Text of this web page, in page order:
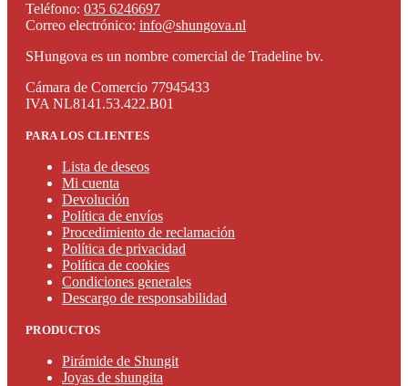
Teléfono: 035 6246697
Correo electrónico: info@shungova.nl
SHungova es un nombre comercial de Tradeline bv.
Cámara de Comercio 77945433
IVA NL8141.53.422.B01
PARA LOS CLIENTES
Lista de deseos
Mi cuenta
Devolución
Política de envíos
Procedimiento de reclamación
Política de privacidad
Política de cookies
Condiciones generales
Descargo de responsabilidad
PRODUCTOS
Pirámide de Shungit
Joyas de shungita